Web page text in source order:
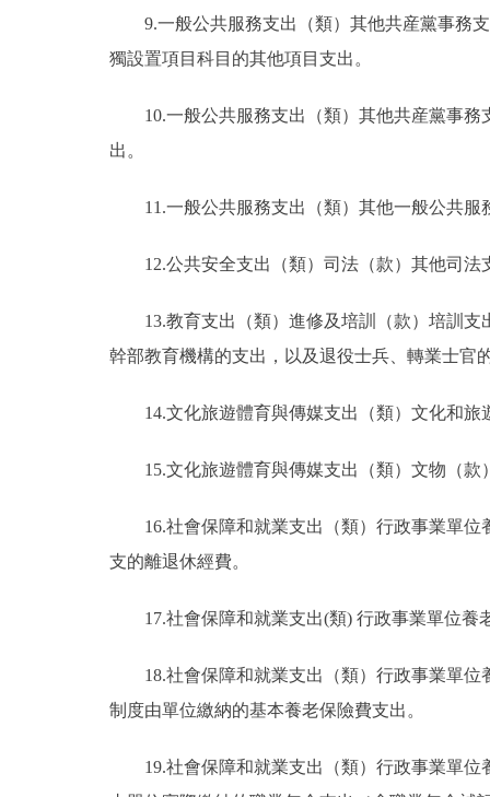
9.一般公共服務支出（類）其他共産黨事務
獨設置項目科目的其他項目支出。
10.一般公共服務支出（類）其他共産黨事
出。
11.一般公共服務支出（類）其他一般公共
12.公共安全支出（類）司法（款）其他司
13.教育支出（類）進修及培訓（款）培訓
幹部教育機構的支出，以及退役士兵、轉業士官
14.文化旅遊體育與傳媒支出（類）文化和
15.文化旅遊體育與傳媒支出（類）文物（
16.社會保障和就業支出（類）行政事業單
支的離退休經費。
17.社會保障和就業支出(類) 行政事業單位
18.社會保障和就業支出（類）行政事業單
制度由單位繳納的基本養老保險費支出。
19.社會保障和就業支出（類）行政事業單